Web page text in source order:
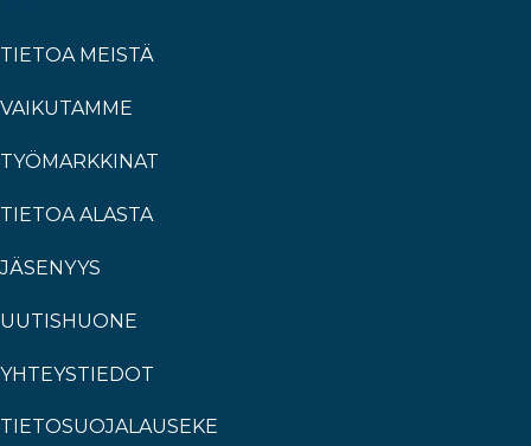
TIETOA MEISTÄ
VAIKUTAMME
TYÖMARKKINAT
TIETOA ALASTA
JÄSENYYS
UUTISHUONE
YHTEYSTIEDOT
TIETOSUOJALAUSEKE